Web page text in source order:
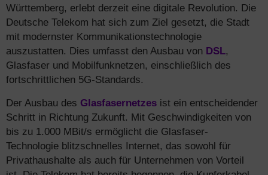
Württemberg, erlebt derzeit eine digitale Revolution. Die
Deutsche Telekom hat sich zum Ziel gesetzt, die Stadt
mit modernster Kommunikationstechnologie
auszustatten. Dies umfasst den Ausbau von DSL,
Glasfaser und Mobilfunknetzen, einschließlich des
fortschrittlichen 5G-Standards.
Der Ausbau des Glasfasernetzes ist ein entscheidender
Schritt in Richtung Zukunft. Mit Geschwindigkeiten von
bis zu 1.000 MBit/s ermöglicht die Glasfaser-
Technologie blitzschnelles Internet, das sowohl für
Privathaushalte als auch für Unternehmen von Vorteil